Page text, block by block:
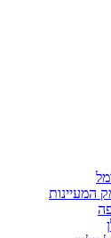
המעיינות